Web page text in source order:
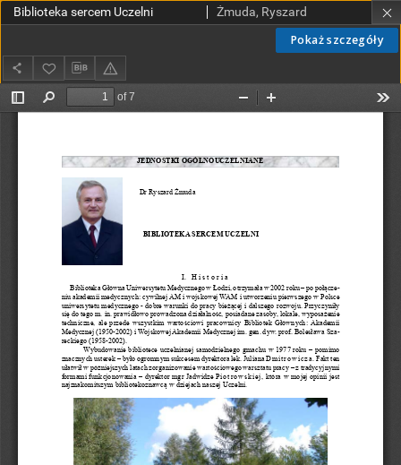
Pokaż szczegóły
Biblioteka sercem Uczelni Żmuda, Ryszard